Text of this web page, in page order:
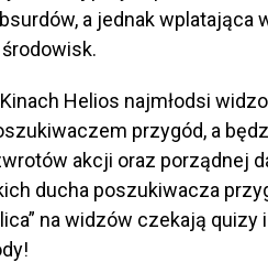
a jednak wplatająca
Helios najmłodsi
przygód, a
akcji oraz porządnej
ducha poszukiwacza
na widzów czekają quizy